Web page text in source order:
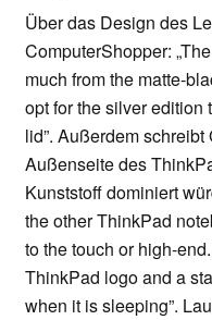
Über das Design des
ComputerShopper:
much from the matte-
opt for the silver edition
lid”. Außerdem
Außenseite des
Kunststoff dominiert
the other ThinkPad
to the touch or high-
ThinkPad logo and a
when it is sleeping”.